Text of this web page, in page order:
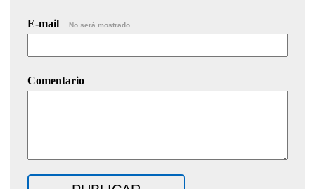
E-mail No será mostrado.
Comentario